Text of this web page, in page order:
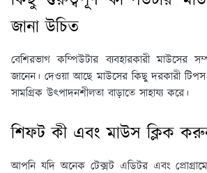
জানা উচিত
বেশিরভাগ কম্পিউটার ব্যবহারকারী মাউসের
জানেন। দেওয়া আছে মাউসের কিছু দরকারী
সামগ্রিক উত্পাদনশীলতা বাড়াতে সাহায্য করে।
শিফট কী এবং মাউস ক্লিক
আপনি যদি অনেক টেক্সট এডিটর এবং